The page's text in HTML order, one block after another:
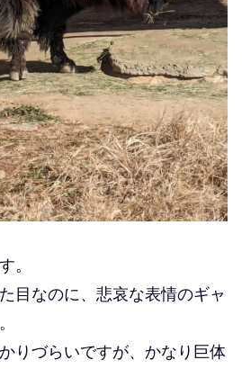
。
目なのに、悲哀な表情のギャ
りづらいですが、かなり巨体